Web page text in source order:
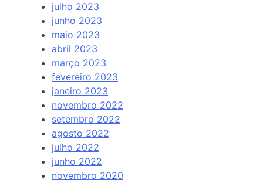
julho 2023
junho 2023
maio 2023
abril 2023
março 2023
fevereiro 2023
janeiro 2023
novembro 2022
setembro 2022
agosto 2022
julho 2022
junho 2022
novembro 2020